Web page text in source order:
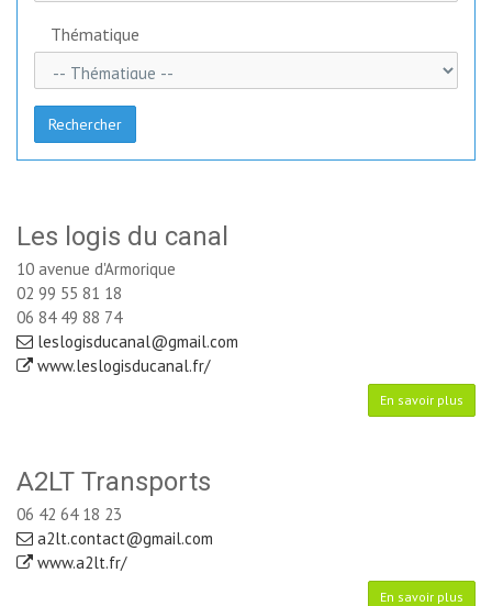
Thématique
Rechercher
Les logis du canal
10 avenue d'Armorique
02 99 55 81 18
06 84 49 88 74
leslogisducanal@gmail.com
www.leslogisducanal.fr/
En savoir plus
A2LT Transports
06 42 64 18 23
a2lt.contact@gmail.com
www.a2lt.fr/
En savoir plus